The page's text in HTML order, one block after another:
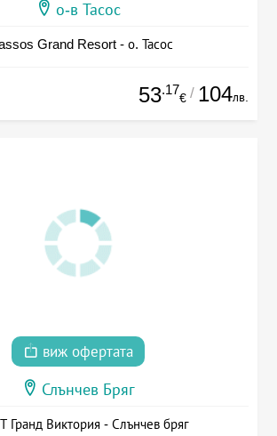
о-в Тасос
Grand Resort - о. Тасос
53.17
€ / 104лв.
виж офертата
Слънчев Бряг
Гранд Виктория - Слънчев бряг